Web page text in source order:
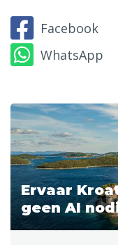
Facebook
WhatsApp
Ervaar
geen AI